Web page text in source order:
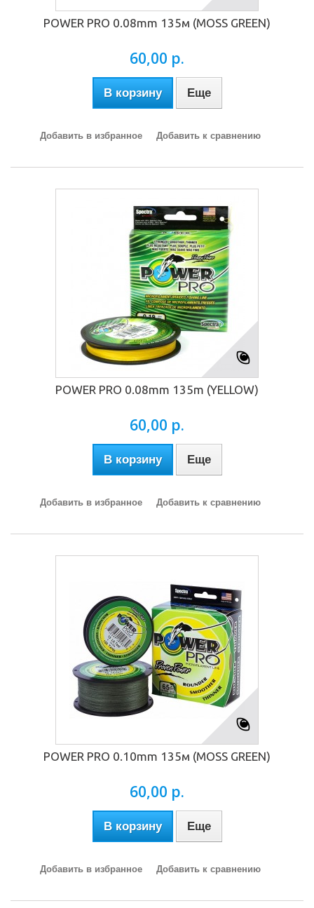
POWER PRO 0.08mm 135м (MOSS GREEN)
60,00 р.
В корзину Еще
Добавить в избранное Добавить к сравнению
POWER PRO 0.08mm 135m (YELLOW)
60,00 р.
В корзину Еще
Добавить в избранное Добавить к сравнению
POWER PRO 0.10mm 135м (MOSS GREEN)
60,00 р.
В корзину Еще
Добавить в избранное Добавить к сравнению